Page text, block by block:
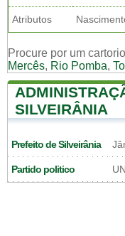
Atributos
Procure por um
Mercês, Rio Pomba,
SILVEIRÂNIA
Prefeito de Silveirânia
Partido politico